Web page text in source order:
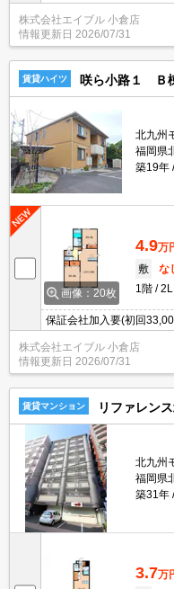
専用庭付き。
株式会社エイブル 小倉店
情報更新日 2026/07/31
賃貸ハイツ 咲ら小路１ Ｂ
北九州
福岡県
築19年
画像：20枚
4.9万
敷
な
1階
保証会社加入要(初回
株式会社エイブル 小倉店
情報更新日 2026/07/31
賃貸マンション リファレン
北九州
福岡県
築31年
3.7万